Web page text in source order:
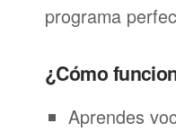
programa
¿Cómo
Aprendes